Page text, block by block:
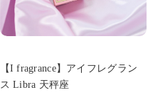
【I fragrance】アイフレグラン
ス Libra 天秤座